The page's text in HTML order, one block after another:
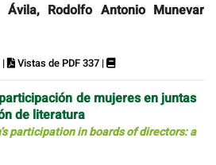
Rodolfo Antonio Munevar
| Vistas de PDF 337 |
de mujeres en juntas
de literatura
participation in boards of directors: a